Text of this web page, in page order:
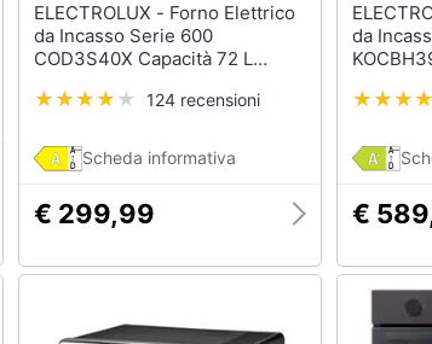
ELECTROLUX - Forno Elettrico
da Incasso Serie 600
COD3S40X Capacità 72 L
2990 W Colore Acciaio Inox
124 recensioni
Scheda informativa
€ 299,99
ELECTROLUX -
da
Vapore
€